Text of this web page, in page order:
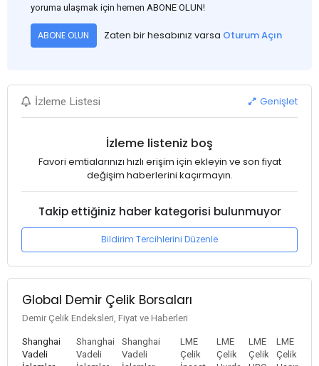
yoruma ulaşmak için hemen ABONE OLUN!
ABONE OLUN Zaten bir hesabınız varsa Oturum Açın
İzleme Listesi Genişlet
İzleme listeniz boş
Favori emtialarınızı hızlı erişim için ekleyin ve son fiyat
değişim haberlerini kaçırmayın.
Takip ettiğiniz haber kategorisi bulunmuyor
Bildirim Tercihlerini Düzenle
Global Demir Çelik Borsaları
Demir Çelik Endeksleri, Fiyat ve Haberleri
Shanghai
Vadeli
Shanghai
Vadeli
Shanghai
Vadeli
LME
Çelik
LME
Çelik
LME
Çelik
LME
Çelik